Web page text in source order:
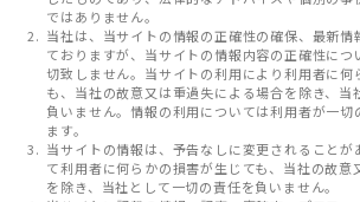
ではありません。
当社は、当サイトの情報の正確性の確保、最新情
ておりますが、当サイトの情報内容の正確性につ
切致しません。当サイトの利用により利用者に何
も、当社の故意又は重過失による場合を除き、当
負いません。情報の利用については利用者が一切
ます。
当サイトの情報は、予告なしに変更されることが
て利用者に何らかの損害が生じても、当社の故意
を除き、当社として一切の責任を負いません。